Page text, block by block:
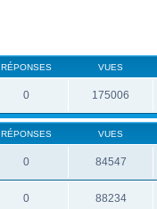
RÉPONSES VUES
0 175006
RÉPONSES VUES
0 84547
0 88234